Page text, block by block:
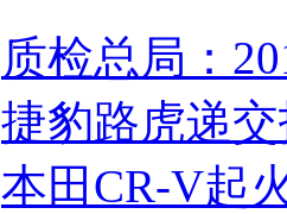
质检总局：
捷豹路虎递
本田CR-V起